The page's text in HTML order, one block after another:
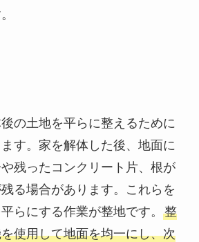
の土地を平らに整えるために
す。家を解体した後、地面に
残ったコンクリート片、根が
る場合があります。これらを
らにする作業が整地です。
整
使用して地面を均一にし、次